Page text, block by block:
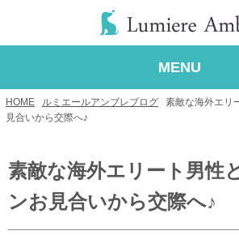
MENU
HOME ルミエールアンブレブログ
素敵な海外エリ
見合いから交際へ♪
素敵な海外エリート男性
ンお見合いから交際へ♪